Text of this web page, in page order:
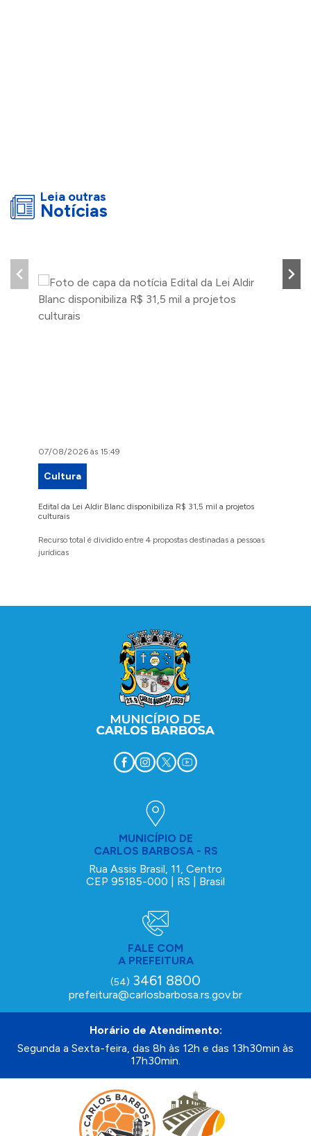
Leia outras
Notícias
07/08/2026 às 15:49
Cultura
Edital da Lei Aldir Blanc disponibiliza R$ 31,5 mil a projetos
culturais
Recurso total é dividido entre 4 propostas destinadas a pessoas
jurídicas
MUNICÍPIO DE
CARLOS BARBOSA - RS
Rua Assis Brasil, 11, Centro
CEP 95185-000 | RS | Brasil
FALE COM
A PREFEITURA
(54) 3461 8800
prefeitura@carlosbarbosa.rs.gov.br
Horário de Atendimento:
Segunda a Sexta-feira, das 8h às 12h e das 13h30min às
17h30min.